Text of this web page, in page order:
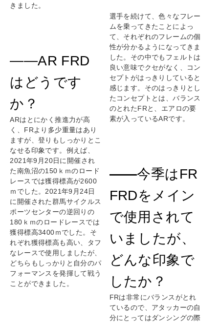
きました。
——AR FRD
はどうです
か？
ARはとにかく推進力が高
く、FRより多少重量はあり
ますが、登りもしっかりとこ
なせる印象です。例えば、
2021年9月20日に開催され
た南魚沼の150ｋｍのロード
レースでは獲得標高が2600
ｍでした。2021年9月24日
に開催された群馬サイクルス
ポーツセンターの逆回りの
180ｋｍのロードレースでは
獲得標高3400ｍでした。そ
れぞれ獲得標高も高い、タフ
なレースで使用しましたが、
どちらもしっかりと自分のパ
フォーマンスを発揮して戦う
ことができました。
選手を続けて、色々なフレー
ムを乗ってきたことによっ
て、それぞれのフレームの個
性が分かるようになってきま
した。その中でもフェルトは
良い意味でクセがなく、コン
セプトがはっきりしていると
感じます。そのはっきりとし
たコンセプトとは、バランス
のとれたFRと、エアロの要
素が入っているARです。
――今季はFR
FRDをメイン
で使用されて
いましたが、
どんな印象で
したか？
FRは非常にバランスがとれ
ているので、アタッカーの自
分にとってはダンシングの際